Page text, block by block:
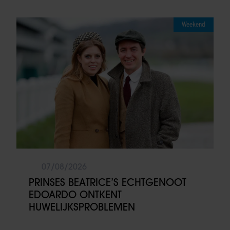
Weekend
PRINSES BEATRICE’S ECHTGENOOT
EDOARDO ONTKENT
HUWELIJKSPROBLEMEN